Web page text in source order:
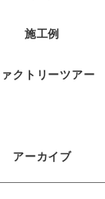
施工例
クトリーツアー
アーカイブ